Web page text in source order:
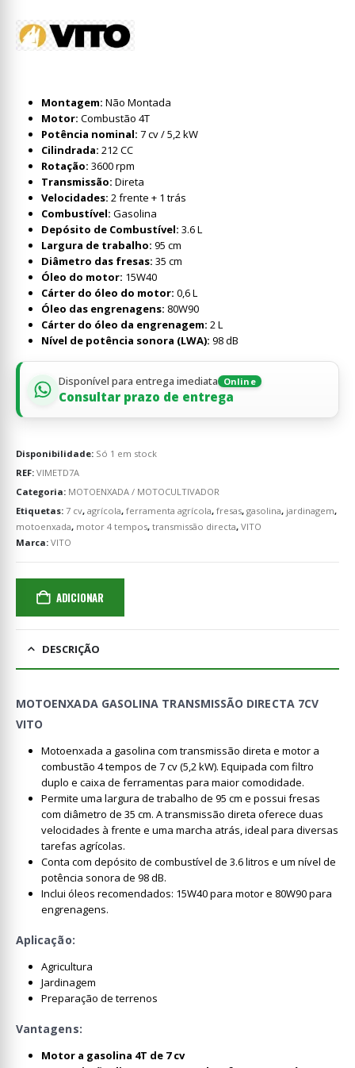
Montagem: Não Montada
Motor: Combustão 4T
Potência nominal: 7 cv / 5,2 kW
Cilindrada: 212 CC
Rotação: 3600 rpm
Transmissão: Direta
Velocidades: 2 frente + 1 trás
Combustível: Gasolina
Depósito de Combustível: 3.6 L
Largura de trabalho: 95 cm
Diâmetro das fresas: 35 cm
Óleo do motor: 15W40
Cárter do óleo do motor: 0,6 L
Óleo das engrenagens: 80W90
Cárter do óleo da engrenagem: 2 L
Nível de potência sonora (LWA): 98 dB
Disponível para entrega imediata Online
Consultar prazo de entrega
Disponibilidade: Só 1 em stock
REF: VIMETD7A
Categoria: MOTOENXADA / MOTOCULTIVADOR
Etiquetas: 7 cv, agrícola, ferramenta agrícola, fresas, gasolina, jardinagem,
motoenxada, motor 4 tempos, transmissão directa, VITO
Marca: VITO
ADICIONAR
DESCRIÇÃO
MOTOENXADA GASOLINA TRANSMISSÃO DIRECTA 7CV
VITO
Motoenxada a gasolina com transmissão direta e motor a
combustão 4 tempos de 7 cv (5,2 kW). Equipada com filtro
duplo e caixa de ferramentas para maior comodidade.
Permite uma largura de trabalho de 95 cm e possui fresas
com diâmetro de 35 cm. A transmissão direta oferece duas
velocidades à frente e uma marcha atrás, ideal para diversas
tarefas agrícolas.
Conta com depósito de combustível de 3.6 litros e um nível de
potência sonora de 98 dB.
Inclui óleos recomendados: 15W40 para motor e 80W90 para
engrenagens.
Aplicação:
Agricultura
Jardinagem
Preparação de terrenos
Vantagens:
Motor a gasolina 4T de 7 cv